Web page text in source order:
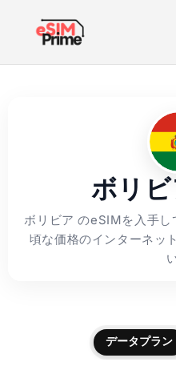
スキッ
ボリ
ボリビア のeSIMを入手
頃な価格のインターネッ
データプラン